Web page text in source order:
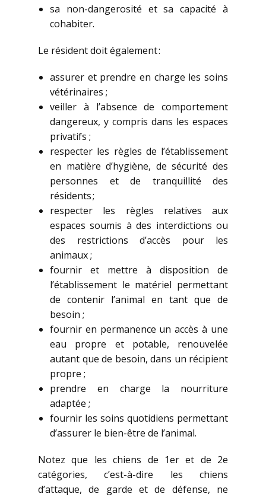
sa non-dangerosité et sa capacité à
cohabiter.
Le résident doit également :
assurer et prendre en charge les soins
vétérinaires ;
veiller à l’absence de comportement
dangereux, y compris dans les espaces
privatifs ;
respecter les règles de l’établissement
en matière d’hygiène, de sécurité des
personnes et de tranquillité des
résidents ;
respecter les règles relatives aux
espaces soumis à des interdictions ou
des restrictions d’accès pour les
animaux ;
fournir et mettre à disposition de
l’établissement le matériel permettant
de contenir l’animal en tant que de
besoin ;
fournir en permanence un accès à une
eau propre et potable, renouvelée
autant que de besoin, dans un récipient
propre ;
prendre en charge la nourriture
adaptée ;
fournir les soins quotidiens permettant
d’assurer le bien-être de l’animal.
Notez que les chiens de 1er et de 2e
catégories, c’est-à-dire les chiens
d’attaque, de garde et de défense, ne